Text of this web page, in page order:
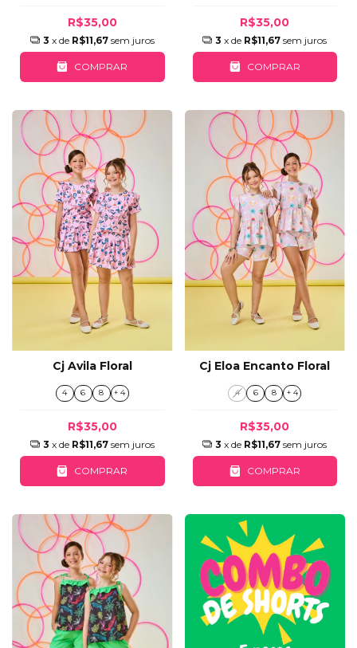
R$35,00
3 x de R$11,67 sem juros
COMPRAR
R$35,00
3 x de R$11,67 sem juros
COMPRAR
Cj Avila Floral
4 6 8 + 4
R$35,00
3 x de R$11,67 sem juros
COMPRAR
Cj Eloa Encanto Floral
4 6 8 + 4
R$35,00
3 x de R$11,67 sem juros
COMPRAR